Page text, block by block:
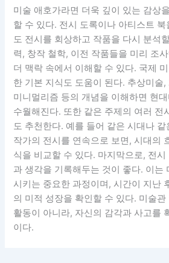
미술 애호가라면 더욱 깊이 있는 감상
할 수 있다. 전시 도록이나 아티스트
도 전시를 회상하고 작품을 다시 분석
력, 창작 철학, 이전 작품들을 미리 조
더 맥락 속에서 이해할 수 있다. 국제
한 기본 지식도 도움이 된다. 추상미술
미니멀리즘 등의 개념을 이해하면 현
수월해진다. 또한 같은 주제의 여러 전
도 추천한다. 예를 들어 같은 시대나
작가의 전시를 연속으로 보면, 시대의
식을 비교할 수 있다. 마지막으로, 전시
과 생각을 기록해두는 것이 좋다. 이는
시키는 중요한 과정이며, 시간이 지난
의 미적 성장을 확인할 수 있다. 미술
활동이 아니라, 자신의 감각과 사고를
이다.